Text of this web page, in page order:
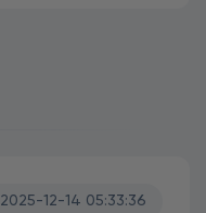
2025-12-14 05:33:36